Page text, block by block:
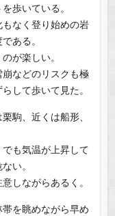
歩いている。
なく登り始めの岩
ある。
が楽しい。
などのリスクも極
して歩いて見た。
駒、近くは船形、
も気温が上昇して
い。
しながらあるく。
を眺めながら早め